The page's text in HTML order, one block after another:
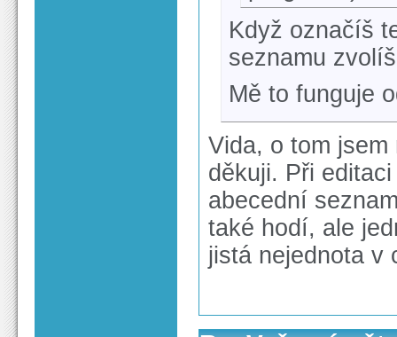
Když označíš
seznamu
Mě to funguje
Vida, o tom
děkuji. Při
abecední
také hodí, ale
jistá nejednota v